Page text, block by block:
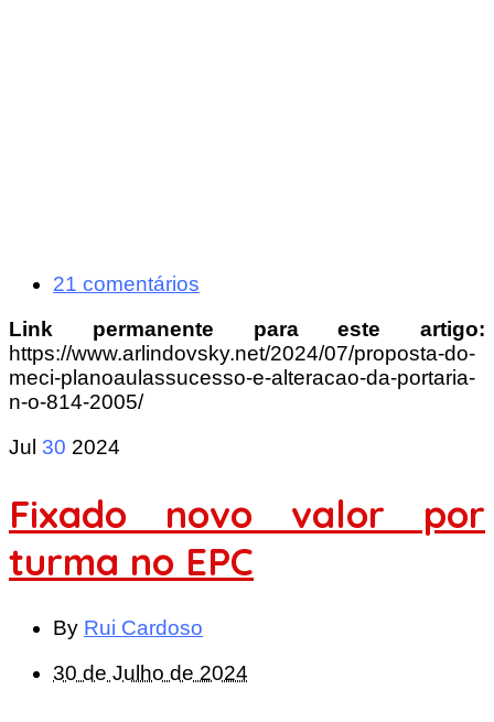
21 comentários
Link permanente para este artigo:
https://www.arlindovsky.net/2024/07/proposta-do-
meci-planoaulassucesso-e-alteracao-da-portaria-
n-o-814-2005/
Jul 30 2024
Fixado novo valor por
turma no EPC
By Rui Cardoso
30 de Julho de 2024